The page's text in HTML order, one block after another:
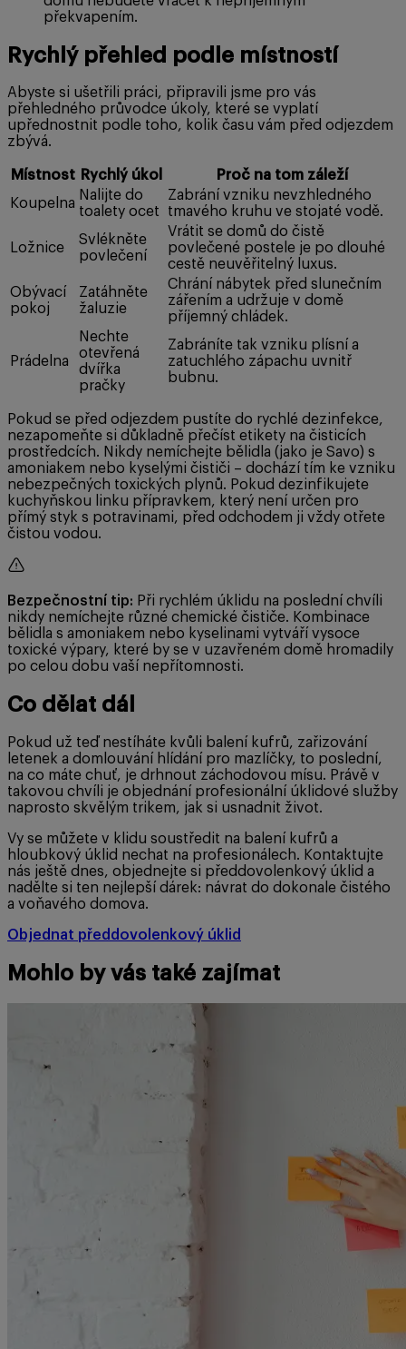
překvapením.
Rychlý přehled podle místností
Abyste si ušetřili práci, připravili jsme pro vás
přehledného průvodce úkoly, které se vyplatí
upřednostnit podle toho, kolik času vám před odjezdem
zbývá.
Místnost Rychlý úkol
Proč na tom záleží
Koupelna
Nalijte do
toalety ocet
Zabrání vzniku nevzhledného
tmavého kruhu ve stojaté vodě.
Ložnice
Svlékněte
povlečení
Vrátit se domů do čistě
povlečené postele je po dlouhé
cestě neuvěřitelný luxus.
Obývací
pokoj
Zatáhněte
žaluzie
Chrání nábytek před slunečním
zářením a udržuje v domě
příjemný chládek.
Prádelna
Nechte
otevřená
dvířka
pračky
Zabráníte tak vzniku plísní a
zatuchlého zápachu uvnitř
bubnu.
Pokud se před odjezdem pustíte do rychlé dezinfekce,
nezapomeňte si důkladně přečíst etikety na čisticích
prostředcích. Nikdy nemíchejte bělidla (jako je Savo) s
amoniakem nebo kyselými čističi – dochází tím ke vzniku
nebezpečných toxických plynů. Pokud dezinfikujete
kuchyňskou linku přípravkem, který není určen pro
přímý styk s potravinami, před odchodem ji vždy otřete
čistou vodou.
Bezpečnostní tip: Při rychlém úklidu na poslední chvíli
nikdy nemíchejte různé chemické čističe. Kombinace
bělidla s amoniakem nebo kyselinami vytváří vysoce
toxické výpary, které by se v uzavřeném domě hromadily
po celou dobu vaší nepřítomnosti.
Co dělat dál
Pokud už teď nestíháte kvůli balení kufrů, zařizování
letenek a domlouvání hlídání pro mazlíčky, to poslední,
na co máte chuť, je drhnout záchodovou mísu. Právě v
takovou chvíli je objednání profesionální úklidové služby
naprosto skvělým trikem, jak si usnadnit život.
Vy se můžete v klidu soustředit na balení kufrů a
hloubkový úklid nechat na profesionálech. Kontaktujte
nás ještě dnes, objednejte si předdovolenkový úklid a
nadělte si ten nejlepší dárek: návrat do dokonale čistého
a voňavého domova.
Objednat předdovolenkový úklid
Mohlo by vás také zajímat